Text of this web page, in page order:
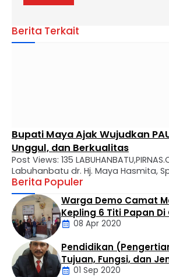
Berita Terkait
Bupati Maya Ajak Wujudkan
Unggul, dan Berkualitas
Post Views: 135
Labuhanbatu dr. Hj. Maya Hasmita,
Bunda PAUD Kabupaten
mengukuhkan Bunda Pendidikan Anak
tingkat kecamatan, desa, dan
Labuhanbatu. Prosesi pengukuhan
Rumah Dinas Bupati Labuhanbatu,
Kegiatan tersebut turut dihadiri
PKK Kabupaten Labuhanbatu Ny.
Berita Populer
Daerah
Warga Demo Camat
Kepling 6 Titi Papan
Tak Perduli Sama
08 Apr 2020
Pendidikan
Tujuan, Fungsi, dan
01 Sep 2020